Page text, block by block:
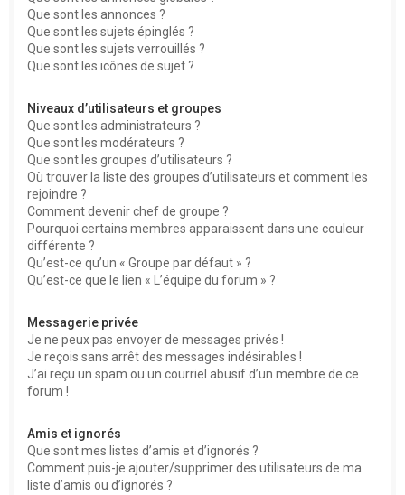
Que sont les annonces ?
Que sont les sujets épinglés ?
Que sont les sujets verrouillés ?
Que sont les icônes de sujet ?
Niveaux d’utilisateurs et groupes
Que sont les administrateurs ?
Que sont les modérateurs ?
Que sont les groupes d’utilisateurs ?
Où trouver la liste des groupes d’utilisateurs et comment les
rejoindre ?
Comment devenir chef de groupe ?
Pourquoi certains membres apparaissent dans une couleur
différente ?
Qu’est-ce qu’un « Groupe par défaut » ?
Qu’est-ce que le lien « L’équipe du forum » ?
Messagerie privée
Je ne peux pas envoyer de messages privés !
Je reçois sans arrêt des messages indésirables !
J’ai reçu un spam ou un courriel abusif d’un membre de ce
forum !
Amis et ignorés
Que sont mes listes d’amis et d’ignorés ?
Comment puis-je ajouter/supprimer des utilisateurs de ma
liste d’amis ou d’ignorés ?